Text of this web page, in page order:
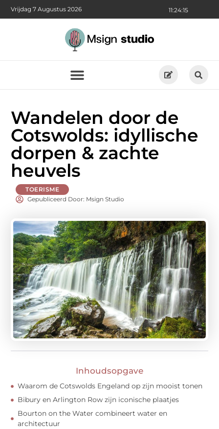
11:24:16
Vrijdag 7 Augustus 2026
Wandelen door de
Cotswolds: idyllische
dorpen & zachte
heuvels
TOERISME
Gepubliceerd Door: Msign Studio
Inhoudsopgave
Waarom de Cotswolds Engeland op zijn mooist tonen
Bibury en Arlington Row zijn iconische plaatjes
Bourton on the Water combineert water en
architectuur